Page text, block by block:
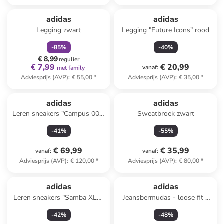
adidas
Legging zwart
-85%
€ 8,99regulier
€ 7,99 met family
Adviesprijs (AVP): € 55,00*
adidas
Legging "Future Icons" rood
-40%
vanaf: € 20,99
Adviesprijs (AVP): € 35,00*
adidas
Leren sneakers "Campus 00s"
oranje
-41%
vanaf: € 69,99
Adviesprijs (AVP): € 120,00*
adidas
Sweatbroek zwart
-55%
vanaf: € 35,99
Adviesprijs (AVP): € 80,00*
adidas
Leren sneakers "Samba XLG"
wit
-42%
adidas
Jeansbermudas - loose fit -
grijs
-48%